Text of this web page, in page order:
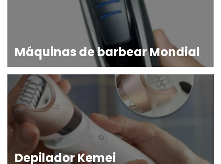
Máquinas de barbear Mondial
Depilador Kemei